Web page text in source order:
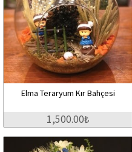
Elma Teraryum Kır Bahçesi
1,500.00₺